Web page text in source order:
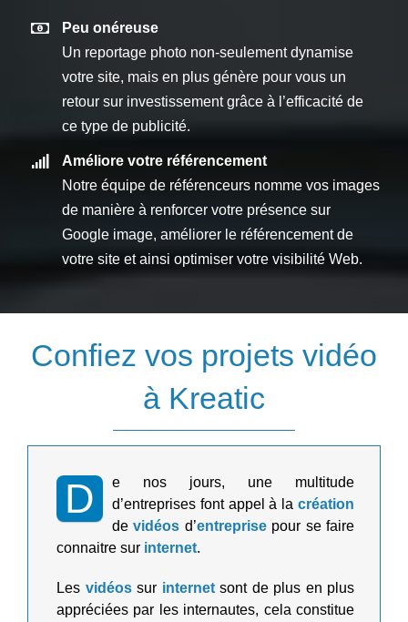
Peu onéreuse
Un reportage photo non-seulement dynamise
votre site, mais en plus génère pour vous un
retour sur investissement grâce à l’efficacité de
ce type de publicité.
Améliore votre référencement
Notre équipe de référenceurs nomme vos images
de manière à renforcer votre présence sur
Google image, améliorer le référencement de
votre site et ainsi optimiser votre visibilité Web.
Confiez vos projets vidéo
à Kreatic
D
e nos jours, une multitude
d’entreprises font appel à la création
devidéos d’entreprisepour se faire
connaitre sur internet.
Les vidéossur internetsont de plus en plus
appréciées par les internautes, cela constitue